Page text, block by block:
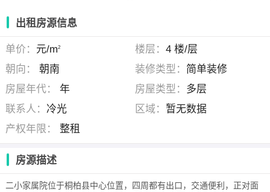
出租房源信息
单价： 元/m2 楼层： 4 楼/层
朝向：
朝南 装修类型： 简单装修
房屋年代：
年 房屋类型： 多层
联系人： 冷光 区域： 暂无数据
产权年限：
整租
房源描述
二小家属院位于桐柏县中心位置，四周都有出口，交通便利，正对面